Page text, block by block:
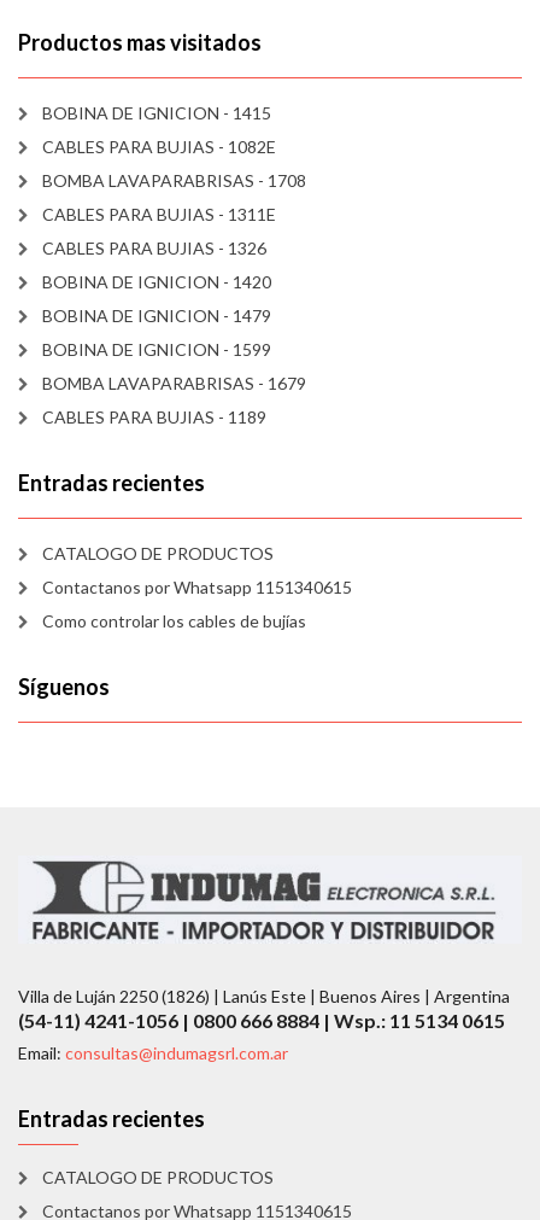
Productos mas visitados
BOBINA DE IGNICION - 1415
CABLES PARA BUJIAS - 1082E
BOMBA LAVAPARABRISAS - 1708
CABLES PARA BUJIAS - 1311E
CABLES PARA BUJIAS - 1326
BOBINA DE IGNICION - 1420
BOBINA DE IGNICION - 1479
BOBINA DE IGNICION - 1599
BOMBA LAVAPARABRISAS - 1679
CABLES PARA BUJIAS - 1189
Entradas recientes
CATALOGO DE PRODUCTOS
Contactanos por Whatsapp 1151340615
Como controlar los cables de bujías
Síguenos
Villa de Luján 2250 (1826) | Lanús Este | Buenos Aires | Argentina
(54-11) 4241-1056 | 0800 666 8884 | Wsp.: 11 5134 0615
Email: consultas@indumagsrl.com.ar
Entradas recientes
CATALOGO DE PRODUCTOS
Contactanos por Whatsapp 1151340615